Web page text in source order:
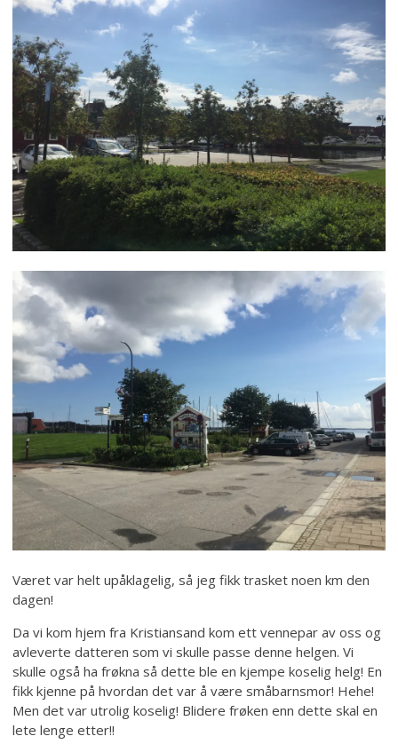
Været var helt upåklagelig, så jeg fikk trasket noen km den
dagen!
Da vi kom hjem fra Kristiansand kom ett vennepar av oss og
avleverte datteren som vi skulle passe denne helgen. Vi
skulle også ha frøkna så dette ble en kjempe koselig helg! En
fikk kjenne på hvordan det var å være småbarnsmor! Hehe!
Men det var utrolig koselig! Blidere frøken enn dette skal en
lete lenge etter!!